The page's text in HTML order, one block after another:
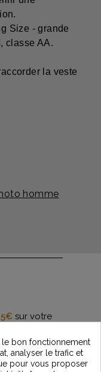
Size - grande
classe AA.
la veste
homme
5€ sur votre
nouveautés
le bon fonctionnement
analyser le trafic et
pour vous proposer